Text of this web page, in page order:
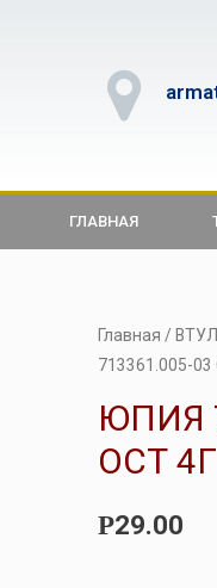
ГЛАВНАЯ
Главная /
713361.005-03
ЮПИЯ
ОСТ
Р29.00